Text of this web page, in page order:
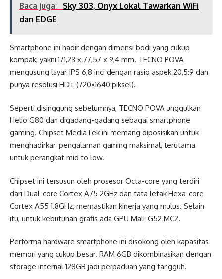
Baca juga:
Sky 303, Onyx Lokal Tawarkan WiFi
dan EDGE
Smartphone ini hadir dengan dimensi bodi yang cukup
kompak, yakni 171,23 x 77,57 x 9,4 mm. TECNO POVA
mengusung layar IPS 6,8 inci dengan rasio aspek 20,5:9 dan
punya resolusi HD+ (720×1640 piksel).
Seperti disinggung sebelumnya, TECNO POVA unggulkan
Helio G80 dan digadang-gadang sebagai smartphone
gaming. Chipset MediaTek ini memang diposisikan untuk
menghadirkan pengalaman gaming maksimal, terutama
untuk perangkat mid to low.
Chipset ini tersusun oleh prosesor Octa-core yang terdiri
dari Dual-core Cortex A75 2GHz dan tata letak Hexa-core
Cortex A55 1.8GHz, memastikan kinerja yang mulus. Selain
itu, untuk kebutuhan grafis ada GPU Mali-G52 MC2.
Performa hardware smartphone ini disokong oleh kapasitas
memori yang cukup besar. RAM 6GB dikombinasikan dengan
storage internal 128GB jadi perpaduan yang tangguh.